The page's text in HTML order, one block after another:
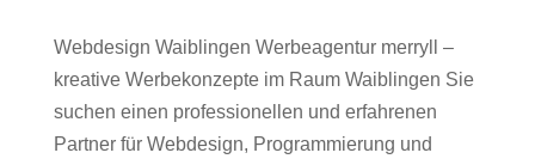
Webdesign Waiblingen Werbeagentur merryll –
kreative Werbekonzepte im Raum Waiblingen Sie
suchen einen professionellen und erfahrenen
Partner für Webdesign, Programmierung und